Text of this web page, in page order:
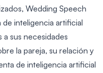
Wedding Speech
inteligencia artificial
sus necesidades
la pareja, su relación y
de inteligencia artificial